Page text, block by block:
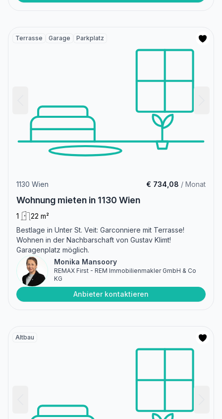
Terrasse Garage Parkplatz
1130 Wien € 734,08 / Monat
Wohnung mieten in 1130 Wien
1
22 m²
Bestlage in Unter St. Veit: Garconniere mit Terrasse!
Wohnen in der Nachbarschaft von Gustav Klimt!
Garagenplatz möglich.
Monika Mansoory
REMAX First - REM Immobilienmakler GmbH & Co
KG
Anbieter kontaktieren
Altbau